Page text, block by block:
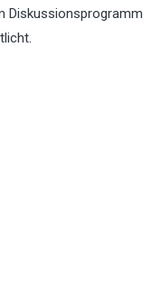
Diskussionsprogramm